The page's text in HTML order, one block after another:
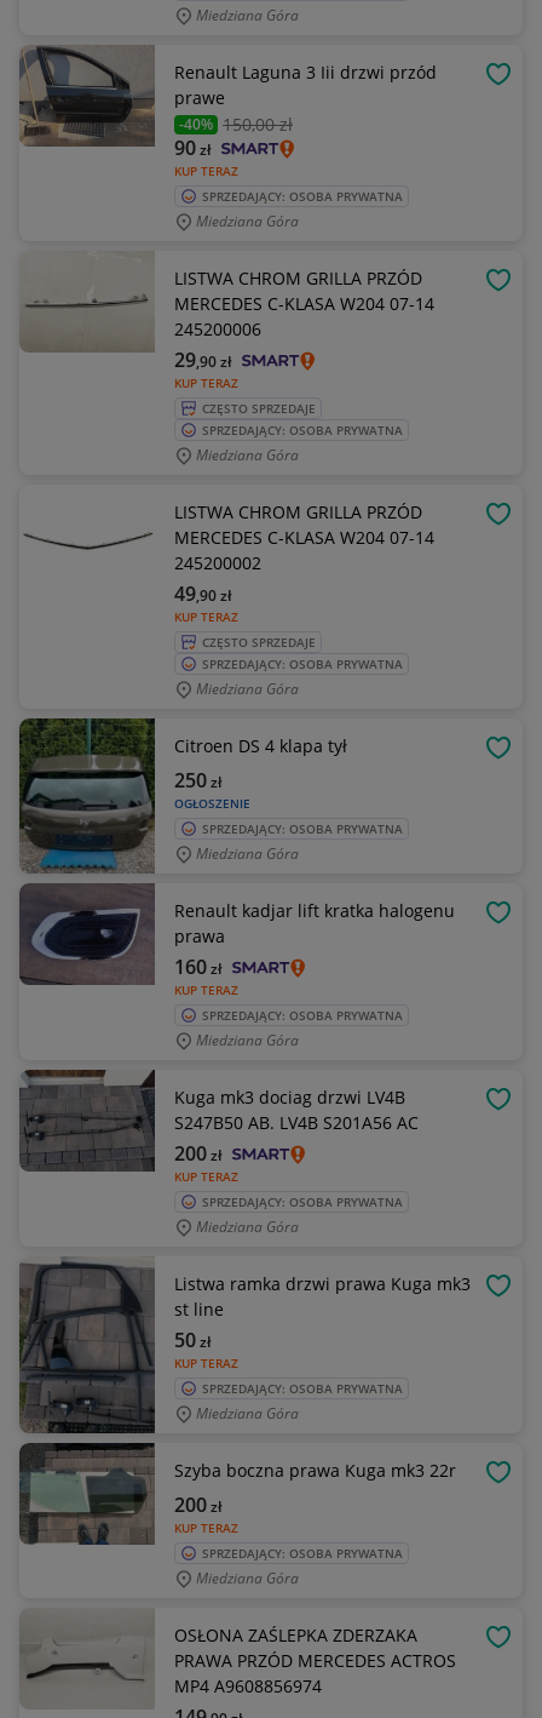
Miedziana Góra
Renault Laguna 3 Iii drzwi przód
prawe
-40% 150,00 zł
KUP TERAZ
90zł
SPRZEDAJĄCY: OSOBA PRYWATNA
Miedziana Góra
LISTWA CHROM GRILLA PRZÓD
MERCEDES C-KLASA W204 07-14
245200006
KUP TERAZ
29,90zł
CZĘSTO SPRZEDAJE
SPRZEDAJĄCY: OSOBA PRYWATNA
Miedziana Góra
LISTWA CHROM GRILLA PRZÓD
MERCEDES C-KLASA W204 07-14
245200002
KUP TERAZ
49,90zł
CZĘSTO SPRZEDAJE
SPRZEDAJĄCY: OSOBA PRYWATNA
Miedziana Góra
Citroen DS 4 klapa tył
OGŁOSZENIE
250zł
SPRZEDAJĄCY: OSOBA PRYWATNA
Miedziana Góra
Renault kadjar lift kratka halogenu
prawa
KUP TERAZ
160zł
SPRZEDAJĄCY: OSOBA PRYWATNA
Miedziana Góra
Kuga mk3 dociag drzwi LV4B
S247B50 AB. LV4B S201A56 AC
KUP TERAZ
200zł
SPRZEDAJĄCY: OSOBA PRYWATNA
Miedziana Góra
Listwa ramka drzwi prawa Kuga mk3
st line
KUP TERAZ
50zł
SPRZEDAJĄCY: OSOBA PRYWATNA
Miedziana Góra
Szyba boczna prawa Kuga mk3 22r
KUP TERAZ
200zł
SPRZEDAJĄCY: OSOBA PRYWATNA
Miedziana Góra
OSŁONA ZAŚLEPKA ZDERZAKA
PRAWA PRZÓD MERCEDES ACTROS
MP4 A9608856974